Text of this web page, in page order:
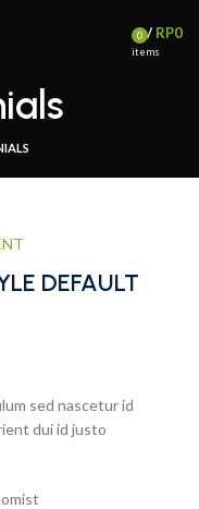
0
items
/ RP0
DEFAULT
sed nascetur id
dui id justo